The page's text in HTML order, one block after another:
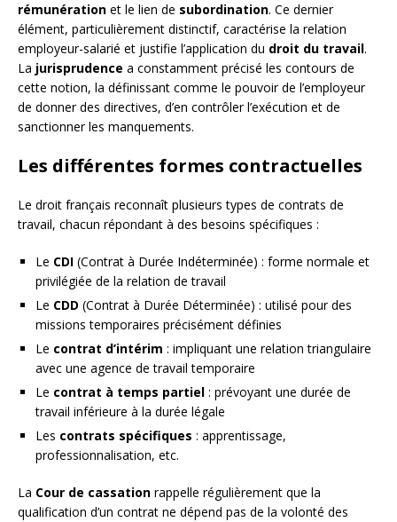
rémunération et le lien de subordination. Ce dernier
élément, particulièrement distinctif, caractérise la relation
employeur-salarié et justifie l’application du droit du travail.
La jurisprudence a constamment précisé les contours de
cette notion, la définissant comme le pouvoir de l’employeur
de donner des directives, d’en contrôler l’exécution et de
sanctionner les manquements.
Les différentes formes contractuelles
Le droit français reconnaît plusieurs types de contrats de
travail, chacun répondant à des besoins spécifiques :
Le CDI (Contrat à Durée Indéterminée) : forme normale et
privilégiée de la relation de travail
Le CDD (Contrat à Durée Déterminée) : utilisé pour des
missions temporaires précisément définies
Le contrat d’intérim : impliquant une relation triangulaire
avec une agence de travail temporaire
Le contrat à temps partiel : prévoyant une durée de
travail inférieure à la durée légale
Les contrats spécifiques : apprentissage,
professionnalisation, etc.
La Cour de cassation rappelle régulièrement que la
qualification d’un contrat ne dépend pas de la volonté des